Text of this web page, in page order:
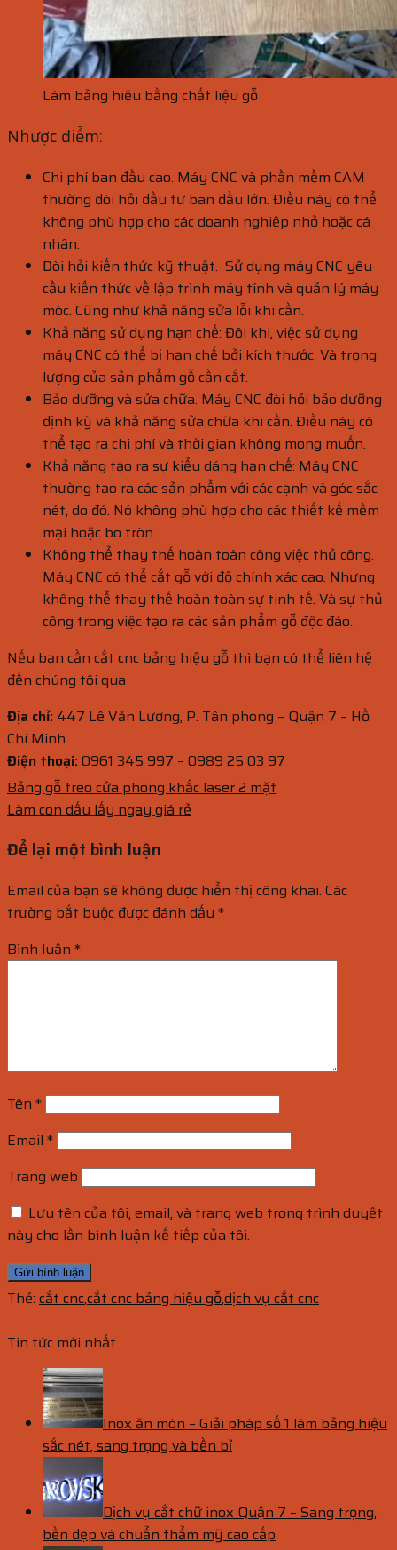
Làm bảng hiệu bằng chất liệu gỗ
Nhược điểm:
Chi phí ban đầu cao. Máy CNC và phần mềm CAM
thường đòi hỏi đầu tư ban đầu lớn. Điều này có thể
không phù hợp cho các doanh nghiệp nhỏ hoặc cá
nhân.
Đòi hỏi kiến thức kỹ thuật. Sử dụng máy CNC yêu
cầu kiến thức về lập trình máy tính và quản lý máy
móc. Cũng như khả năng sửa lỗi khi cần.
Khả năng sử dụng hạn chế: Đôi khi, việc sử dụng
máy CNC có thể bị hạn chế bởi kích thước. Và trọng
lượng của sản phẩm gỗ cần cắt.
Bảo dưỡng và sửa chữa. Máy CNC đòi hỏi bảo dưỡng
định kỳ và khả năng sửa chữa khi cần. Điều này có
thể tạo ra chi phí và thời gian không mong muốn.
Khả năng tạo ra sự kiểu dáng hạn chế: Máy CNC
thường tạo ra các sản phẩm với các cạnh và góc sắc
nét, do đó. Nó không phù hợp cho các thiết kế mềm
mại hoặc bo tròn.
Không thể thay thế hoàn toàn công việc thủ công.
Máy CNC có thể cắt gỗ với độ chính xác cao. Nhưng
không thể thay thế hoàn toàn sự tinh tế. Và sự thủ
công trong việc tạo ra các sản phẩm gỗ độc đáo.
Nếu bạn cần cắt cnc bảng hiệu gỗ thì bạn có thể liên hệ
đến chúng tôi qua
Địa chỉ: 447 Lê Văn Lương, P. Tân phong – Quận 7 – Hồ
Chí Minh
Điện thoại:0961 345 997 – 0989 25 03 97
Bảng gỗ treo cửa phòng khắc laser 2 mặt
Làm con dấu lấy ngay giá rẻ
Để lại một bình luận
Email của bạn sẽ không được hiển thị công khai. Các
trường bắt buộc được đánh dấu *
Bình luận *
Tên *
Email *
Trang web
Lưu tên của tôi, email, và trang web trong trình duyệt
này cho lần bình luận kế tiếp của tôi.
Thẻ: cắt cnc,cắt cnc bảng hiệu gỗ,dịch vụ cắt cnc
Tin tức mới nhất
Inox ăn mòn – Giải pháp số 1 làm bảng hiệu
sắc nét, sang trọng và bền bỉ
Dịch vụ cắt chữ inox Quận 7 – Sang trọng,
bền đẹp và chuẩn thẩm mỹ cao cấp